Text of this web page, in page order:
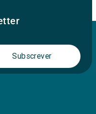
Subscrever